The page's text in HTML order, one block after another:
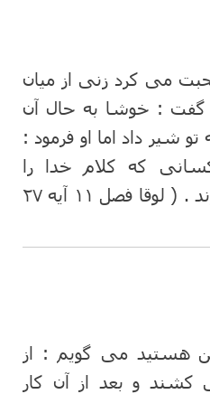
می کرد زنی از میان
گفت : خوشا به حال آن
تو شیر داد اما او فرمود :
که کلام خدا را
بشنوند و آن را بجا بیاورند . ( لوقا فصل ۱۱ آیه ۲۷
هستید می گویم : از
و بعد از آن کار